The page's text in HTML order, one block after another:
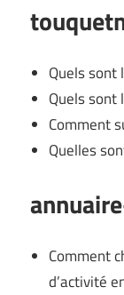
Quels sont
Quels sont
Comment
Quelles
Comment
d’activité